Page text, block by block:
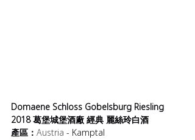
Domaene Schloss Gobelsburg Riesling
2018 葛堡城堡酒廠 經典 麗絲玲白酒
產區： Austria - Kamptal